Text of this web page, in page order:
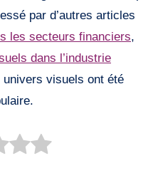
par d’autres articles
les secteurs financiers,
dans l’industrie
visuels ont été